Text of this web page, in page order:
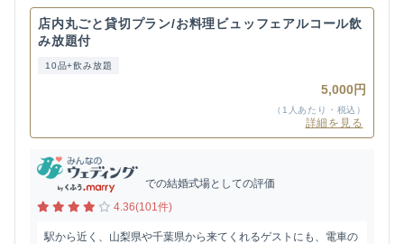
店内丸ごと貸切プラン/お料理ビュッフェアルコール飲
み放題付
10品+飲み放題
5,000円
（1人あたり・税込）
詳細を見る
での結婚式場としての評価
4.36(101件)
駅から近く、山梨県や千葉県から来てくれるゲストにも、電車の